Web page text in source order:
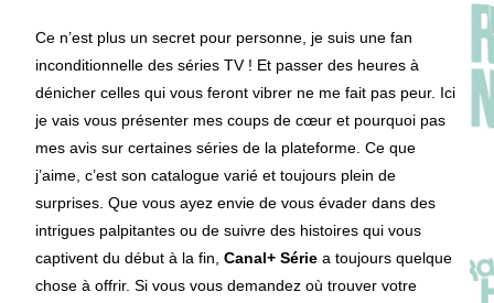
Ce n’est plus un secret pour personne, je suis une fan
inconditionnelle des séries TV ! Et passer des heures à
dénicher celles qui vous feront vibrer ne me fait pas peur. Ici
je vais vous présenter mes coups de cœur et pourquoi pas
mes avis sur certaines séries de la plateforme. Ce que
j’aime, c’est son catalogue varié et toujours plein de
surprises. Que vous ayez envie de vous évader dans des
intrigues palpitantes ou de suivre des histoires qui vous
captivent du début à la fin,Canal+ Série a toujours quelque
chose à offrir. Si vous vous demandez où trouver votre